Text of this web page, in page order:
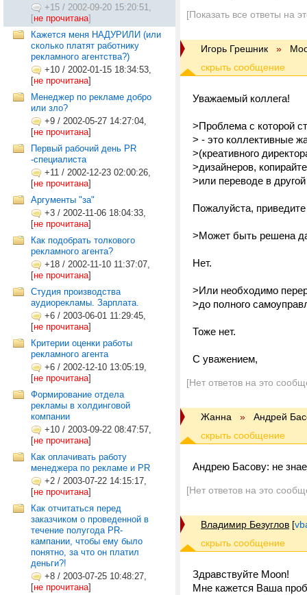
+15 / 2002-09-20 15:20:51,
[не прочитана]
Кажется меня НАДУРИЛИ (или
сколько платят работнику
рекламного агентства?)
+10 / 2002-01-15 18:34:53,
[не прочитана]
Менеджер по рекламе добро
или зло?
+9 / 2002-05-27 14:27:04,
[не прочитана]
Первый рабочий день PR
-специалиста
+11 / 2002-12-23 02:00:26,
[не прочитана]
Аргументы "за"
+3 / 2002-11-06 18:04:33,
[не прочитана]
Как подобрать толкового
рекламного агента?
+18 / 2002-11-10 11:37:07,
[не прочитана]
Студия производства
аудиорекламы. Зарплата.
+6 / 2003-06-01 11:29:45,
[не прочитана]
Критерии оценки работы
рекламного агента
+6 / 2002-12-10 13:05:19,
[не прочитана]
Формирование отдела
рекламы в холдинговой
компании
+10 / 2003-09-22 08:47:57,
[не прочитана]
Как оплачивать работу
менеджера по рекламе и PR
+2 / 2003-07-22 14:15:17,
[не прочитана]
Как отчитаться перед
заказчиком о проведенной в
течение полугода PR-
кампании, чтобы ему было
понятно, за что он платил
деньги?!
+8 / 2003-07-25 10:48:27,
[не прочитана]
[Показать все ответы на
Игорь Грешник »
Уважаемый коллега!
>Проблема с которой
> - это коллективные
>(креативного
>дизайнеров,
>или переводе в
Пожалуйста,
>Может быть решена
Нет.
>Или необходимо
>до полного
Тоже нет.
С уважением,
[Нет ответов на это
Жанна » Андрей
Андрею Басову: не
[Нет ответов на это
Владимир Безуглов [
Здравствуйте Moon!
Мне кажется Ваша